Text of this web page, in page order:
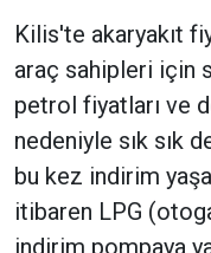
Kilis'te akaryakıt
araç sahipleri için
petrol fiyatları ve
nedeniyle sık sık
bu kez indirim
itibaren LPG